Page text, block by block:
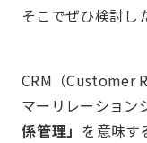
そこでぜひ検討し
CRM（Customer
マーリレーション
係管理」 を意味す